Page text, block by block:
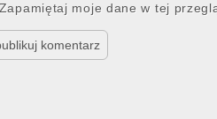
Zapamiętaj moje dane w tej